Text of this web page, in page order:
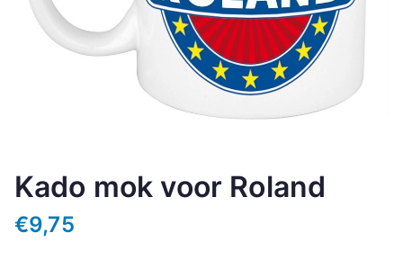
Kado mok voor Roland
€9,75